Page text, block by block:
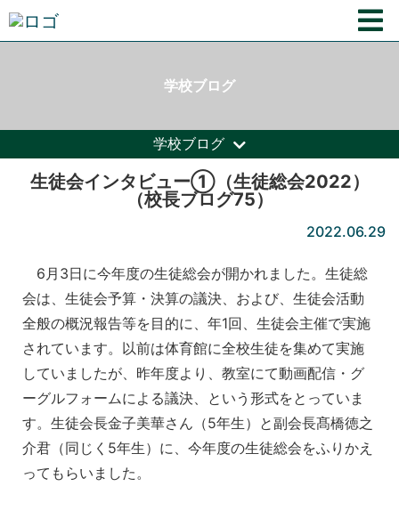
学校ブログ
学校ブログ
生徒会インタビュー①（生徒総会2022）
（校長ブログ75）
2022.06.29
6月3日に今年度の生徒総会が開かれました。生徒総
会は、生徒会予算・決算の議決、および、生徒会活動
全般の概況報告等を目的に、年1回、生徒会主催で実施
されています。以前は体育館に全校生徒を集めて実施
していましたが、昨年度より、教室にて動画配信・グ
ーグルフォームによる議決、という形式をとっていま
す。生徒会長金子美華さん（5年生）と副会長髙橋徳之
介君（同じく5年生）に、今年度の生徒総会をふりかえ
ってもらいました。